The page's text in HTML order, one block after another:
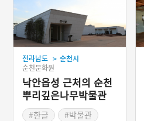
전라남도 > 순천시
순천문화원
낙안읍성 근처의 순천
뿌리깊은나무박물관
#한글
#박물관